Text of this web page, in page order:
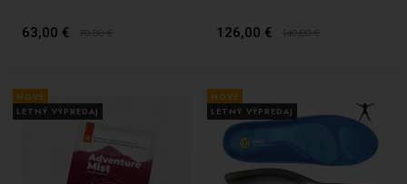
63,00 € 70,00€ 126,00 € 140,00€
NOVÉ
LETNÝ VÝPREDAJ
NOVÉ
LETNÝ VÝPREDAJ